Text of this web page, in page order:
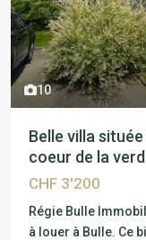
10
Belle villa
coeur de la
CHF 3'200
Régie Bulle
à louer à Bulle. Ce